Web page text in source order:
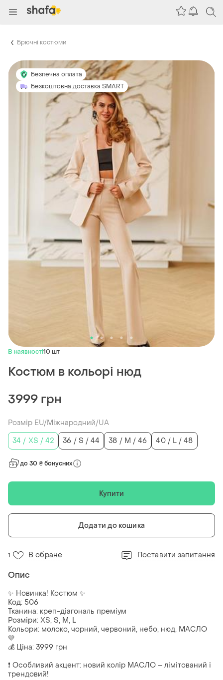
Брючні костюми
Безпечна оплата
Безкоштовна доставка SMART
В наявності10 шт
Костюм в кольорі нюд
3999 грн
Розмір EU/Міжнародний/UA
34 / XS / 42
36 / S / 44 38 / M / 46 40 / L / 48
до 30 ₴ бонусних
Купити
Додати до кошика
1 В обране Поставити запитання
Опис
✨ Новинка! Костюм ✨
Код: 506
Тканина: креп-діагональ преміум
Розміри: XS, S, M, L
Кольори: молоко, чорний, червоний, небо, нюд, МАСЛО
💛
💰 Ціна: 3999 грн
❗ Особливий акцент: новий колір МАСЛО – лімітований і
трендовий!